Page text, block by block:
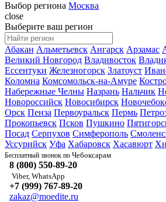
Выбор региона Москва
close
Выберите ваш регион
Абакан Альметьевск Ангарск Арзамас
Великий Новгород Владивосток
Ессентуки Железногорск Златоуст
Коломна Комсомольск-на-Амуре
Набережные Челны Назрань Нальчик
Новороссийск Новосибирск
Орск Пенза Первоуральск Пермь
Прокопьевск Псков Пушкино
Посад Серпухов Симферополь
Уссурийск Уфа Хабаровск Хасавюрт
Бесплатный звонок по Чебоксарам
8 (800) 550-89-20
Viber, WhatsApp
+7 (999) 767-89-20
zakaz@moedite.ru